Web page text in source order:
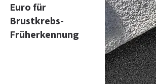
Euro für
Brustkrebs-
Früherkennung